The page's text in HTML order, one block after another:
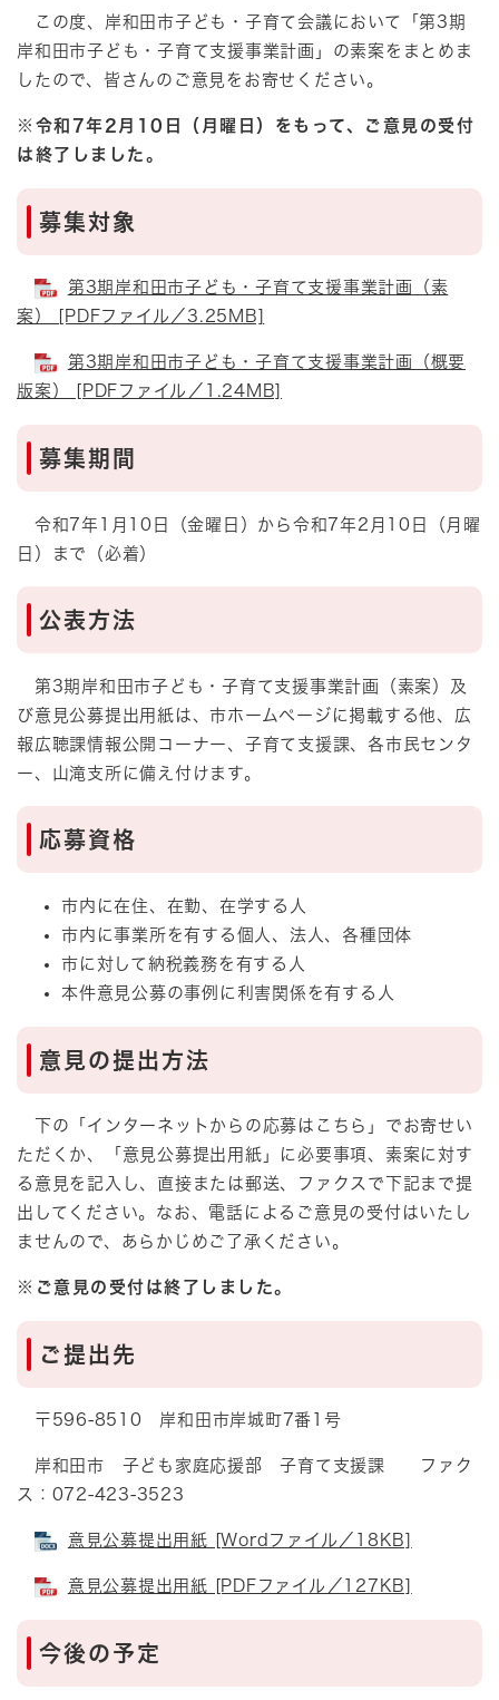
この度、岸和田市子ども・子育て会議において「第3期
岸和田市子ども・子育て支援事業計画」の素案をまとめま
したので、皆さんのご意見をお寄せください。
※令和7年2月10日（月曜日）をもって、ご意見の受付
は終了しました。
募集対象
第3期岸和田市子ども・子育て支援事業計画（素
案） [PDFファイル／3.25MB]
第3期岸和田市子ども・子育て支援事業計画（概要
版案） [PDFファイル／1.24MB]
募集期間
令和7年1月10日（金曜日）から令和7年2月10日（月曜
日）まで（必着）
公表方法
第3期岸和田市子ども・子育て支援事業計画（素案）及
び意見公募提出用紙は、市ホームページに掲載する他、広
報広聴課情報公開コーナー、子育て支援課、各市民センタ
ー、山滝支所に備え付けます。
応募資格
市内に在住、在勤、在学する人
市内に事業所を有する個人、法人、各種団体
市に対して納税義務を有する人
本件意見公募の事例に利害関係を有する人
意見の提出方法
下の「インターネットからの応募はこちら」でお寄せい
ただくか、「意見公募提出用紙」に必要事項、素案に対す
る意見を記入し、直接または郵送、ファクスで下記まで提
出してください。なお、電話によるご意見の受付はいたし
ませんので、あらかじめご了承ください。
※ご意見の受付は終了しました。
ご提出先
〒596-8510 岸和田市岸城町7番1号
岸和田市 子ども家庭応援部 子育て支援課 ファク
ス：072-423-3523
意見公募提出用紙 [Wordファイル／18KB]
意見公募提出用紙 [PDFファイル／127KB]
今後の予定